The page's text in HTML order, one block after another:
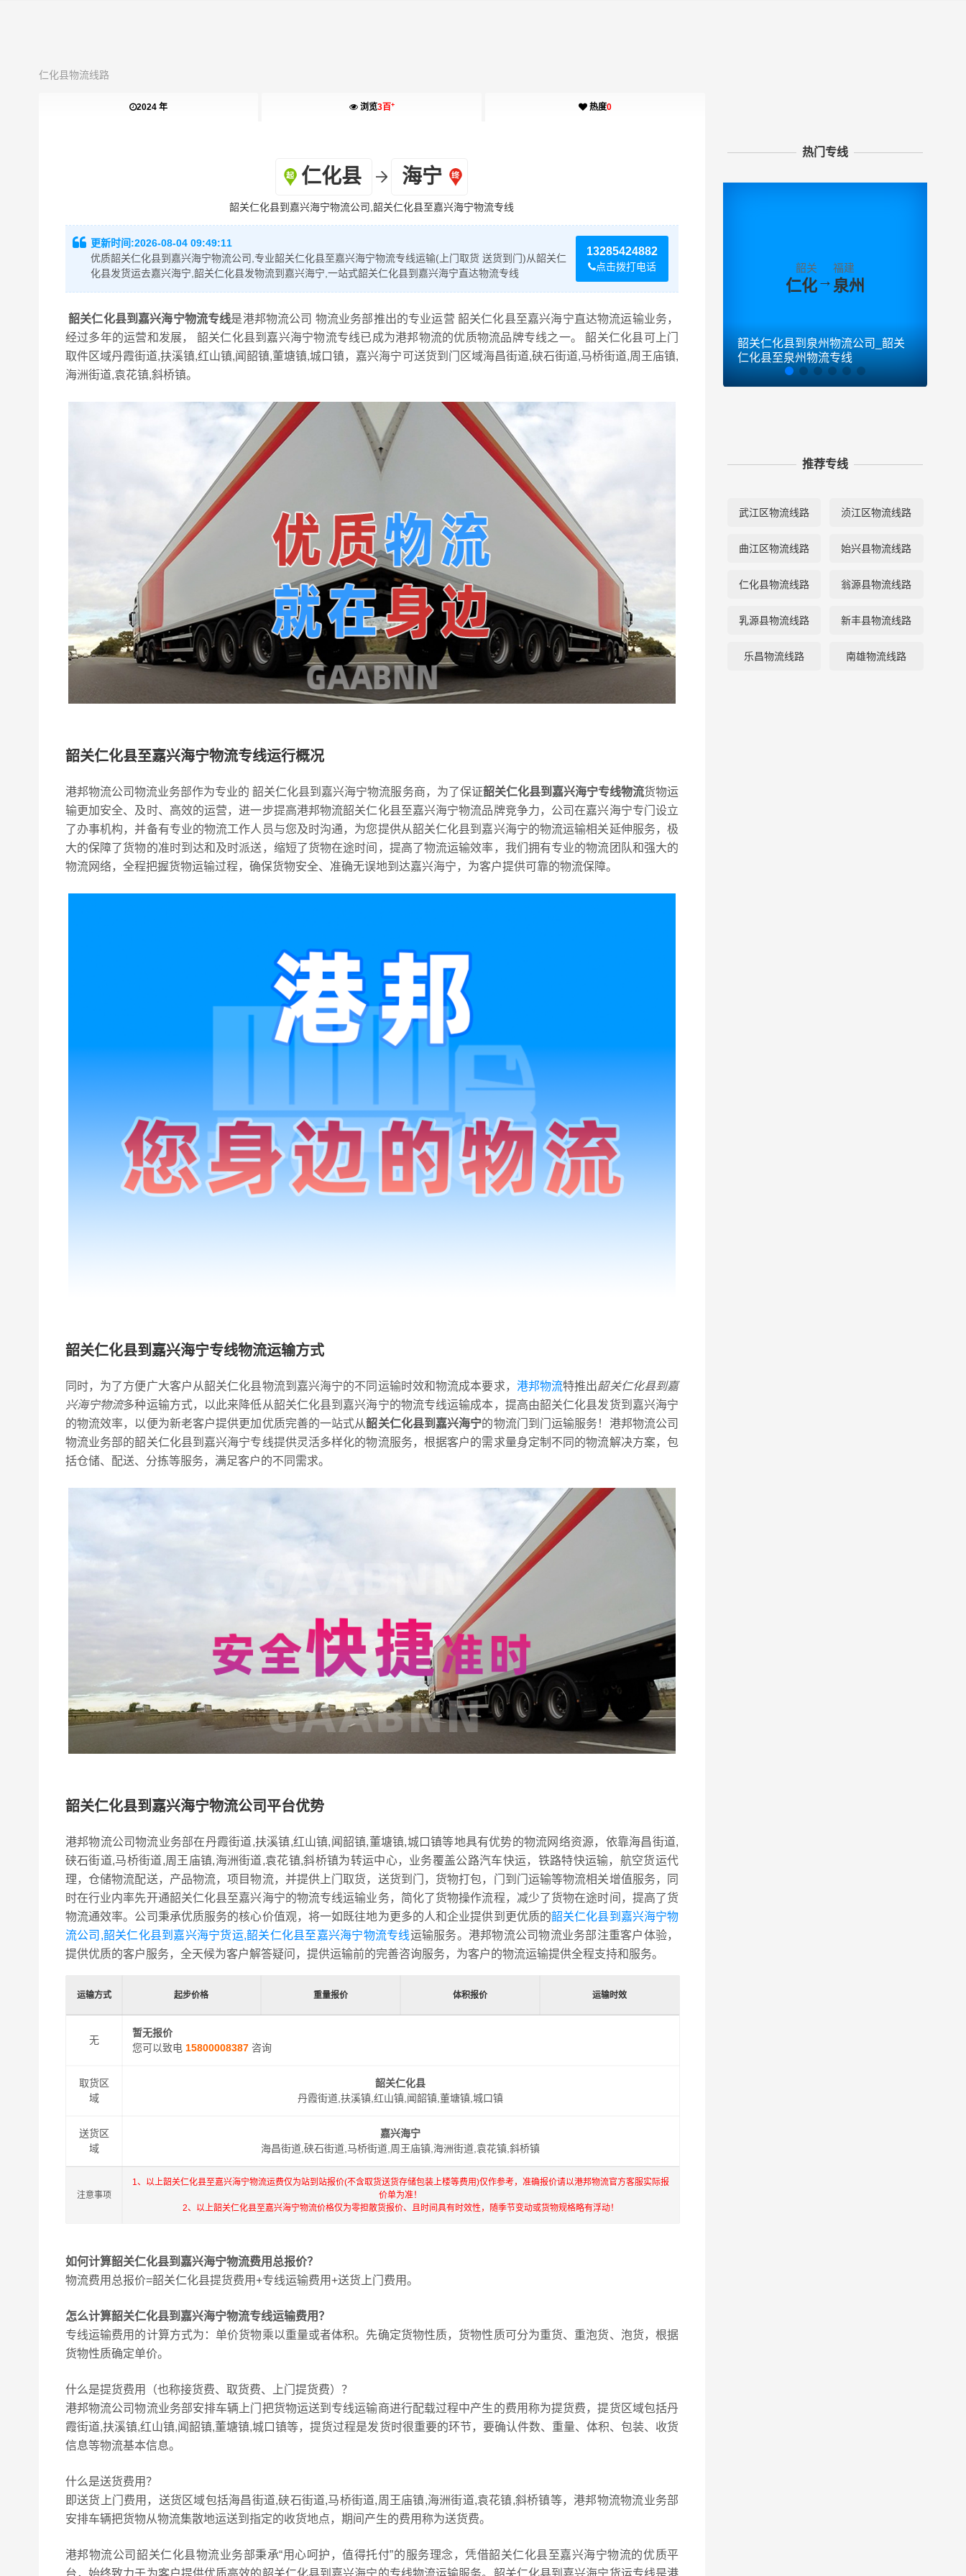
仁化县物流线路
2024 年 浏览3百+ 热度0
仁化县 海宁
韶关仁化县到嘉兴海宁物流公司,韶关仁化县至嘉兴海宁物流专线
13285424882
点击拨打电话
更新时间:2026-08-04 09:49:11
优质韶关仁化县到嘉兴海宁物流公司,专业韶关仁化县至嘉兴海宁物流专线运输(上门取货 送货到门)从韶关仁
化县发货运去嘉兴海宁,韶关仁化县发物流到嘉兴海宁,一站式韶关仁化县到嘉兴海宁直达物流专线
韶关仁化县到嘉兴海宁物流专线是港邦物流公司 物流业务部推出的专业运营 韶关仁化县至嘉兴海宁直达物流运输业务，
经过多年的运营和发展， 韶关仁化县到嘉兴海宁物流专线已成为港邦物流的优质物流品牌专线之一。 韶关仁化县可上门
取件区域丹霞街道,扶溪镇,红山镇,闻韶镇,董塘镇,城口镇，嘉兴海宁可送货到门区域海昌街道,硖石街道,马桥街道,周王庙镇,
海洲街道,袁花镇,斜桥镇。
韶关仁化县至嘉兴海宁物流专线运行概况
港邦物流公司物流业务部作为专业的 韶关仁化县到嘉兴海宁物流服务商，为了保证韶关仁化县到嘉兴海宁专线物流货物运
输更加安全、及时、高效的运营，进一步提高港邦物流韶关仁化县至嘉兴海宁物流品牌竞争力，公司在嘉兴海宁专门设立
了办事机构，并备有专业的物流工作人员与您及时沟通，为您提供从韶关仁化县到嘉兴海宁的物流运输相关延伸服务，极
大的保障了货物的准时到达和及时派送，缩短了货物在途时间，提高了物流运输效率，我们拥有专业的物流团队和强大的
物流网络，全程把握货物运输过程，确保货物安全、准确无误地到达嘉兴海宁，为客户提供可靠的物流保障。
韶关仁化县到嘉兴海宁专线物流运输方式
同时，为了方便广大客户从韶关仁化县物流到嘉兴海宁的不同运输时效和物流成本要求， 港邦物流特推出韶关仁化县到嘉
兴海宁物流多种运输方式，以此来降低从韶关仁化县到嘉兴海宁的物流专线运输成本，提高由韶关仁化县发货到嘉兴海宁
的物流效率，以便为新老客户提供更加优质完善的一站式从韶关仁化县到嘉兴海宁的物流门到门运输服务！港邦物流公司
物流业务部的韶关仁化县到嘉兴海宁专线提供灵活多样化的物流服务，根据客户的需求量身定制不同的物流解决方案，包
括仓储、配送、分拣等服务，满足客户的不同需求。
韶关仁化县到嘉兴海宁物流公司平台优势
港邦物流公司物流业务部在丹霞街道,扶溪镇,红山镇,闻韶镇,董塘镇,城口镇等地具有优势的物流网络资源，依靠海昌街道,
硖石街道,马桥街道,周王庙镇,海洲街道,袁花镇,斜桥镇为转运中心，业务覆盖公路汽车快运，铁路特快运输，航空货运代
理，仓储物流配送，产品物流，项目物流，并提供上门取货，送货到门，货物打包，门到门运输等物流相关增值服务，同
时在行业内率先开通韶关仁化县至嘉兴海宁的物流专线运输业务，简化了货物操作流程，减少了货物在途时间，提高了货
物流通效率。公司秉承优质服务的核心价值观，将一如既往地为更多的人和企业提供到更优质的韶关仁化县到嘉兴海宁物
流公司,韶关仁化县到嘉兴海宁货运,韶关仁化县至嘉兴海宁物流专线运输服务。港邦物流公司物流业务部注重客户体验，
提供优质的客户服务，全天候为客户解答疑问，提供运输前的完善咨询服务，为客户的物流运输提供全程支持和服务。
运输方式 起步价格 重量报价 体积报价 运输时效
无
暂无报价
您可以致电 15800008387咨询
取货区
域
韶关仁化县
丹霞街道,扶溪镇,红山镇,闻韶镇,董塘镇,城口镇
送货区
域
嘉兴海宁
海昌街道,硖石街道,马桥街道,周王庙镇,海洲街道,袁花镇,斜桥镇
注意事项
1、以上韶关仁化县至嘉兴海宁物流运费仅为站到站报价(不含取货送货存储包装上楼等费用)仅作参考，准确报价请以港邦物流官方客服实际报
价单为准！
2、以上韶关仁化县至嘉兴海宁物流价格仅为零担散货报价、且时间具有时效性，随季节变动或货物规格略有浮动！
如何计算韶关仁化县到嘉兴海宁物流费用总报价？
物流费用总报价=韶关仁化县提货费用+专线运输费用+送货上门费用。
怎么计算韶关仁化县到嘉兴海宁物流专线运输费用？
专线运输费用的计算方式为：单价货物乘以重量或者体积。先确定货物性质，货物性质可分为重货、重泡货、泡货，根据
货物性质确定单价。
什么是提货费用（也称接货费、取货费、上门提货费）？
港邦物流公司物流业务部安排车辆上门把货物运送到专线运输商进行配载过程中产生的费用称为提货费，提货区域包括丹
霞街道,扶溪镇,红山镇,闻韶镇,董塘镇,城口镇等，提货过程是发货时很重要的环节，要确认件数、重量、体积、包装、收货
信息等物流基本信息。
什么是送货费用？
即送货上门费用，送货区域包括海昌街道,硖石街道,马桥街道,周王庙镇,海洲街道,袁花镇,斜桥镇等，港邦物流物流业务部
安排车辆把货物从物流集散地运送到指定的收货地点，期间产生的费用称为送货费。
港邦物流公司韶关仁化县物流业务部秉承“用心呵护，值得托付”的服务理念，凭借韶关仁化县至嘉兴海宁物流的优质平
台，始终致力于为客户提供优质高效的韶关仁化县到嘉兴海宁的专线物流运输服务。韶关仁化县到嘉兴海宁货运专线是港
热门专线
韶关
仁化→
福建
泉州
韶关仁化县到泉州物流公司_韶关
仁化县至泉州物流专线
推荐专线
武江区物流线路 浈江区物流线路
曲江区物流线路 始兴县物流线路
仁化县物流线路 翁源县物流线路
乳源县物流线路 新丰县物流线路
乐昌物流线路 南雄物流线路